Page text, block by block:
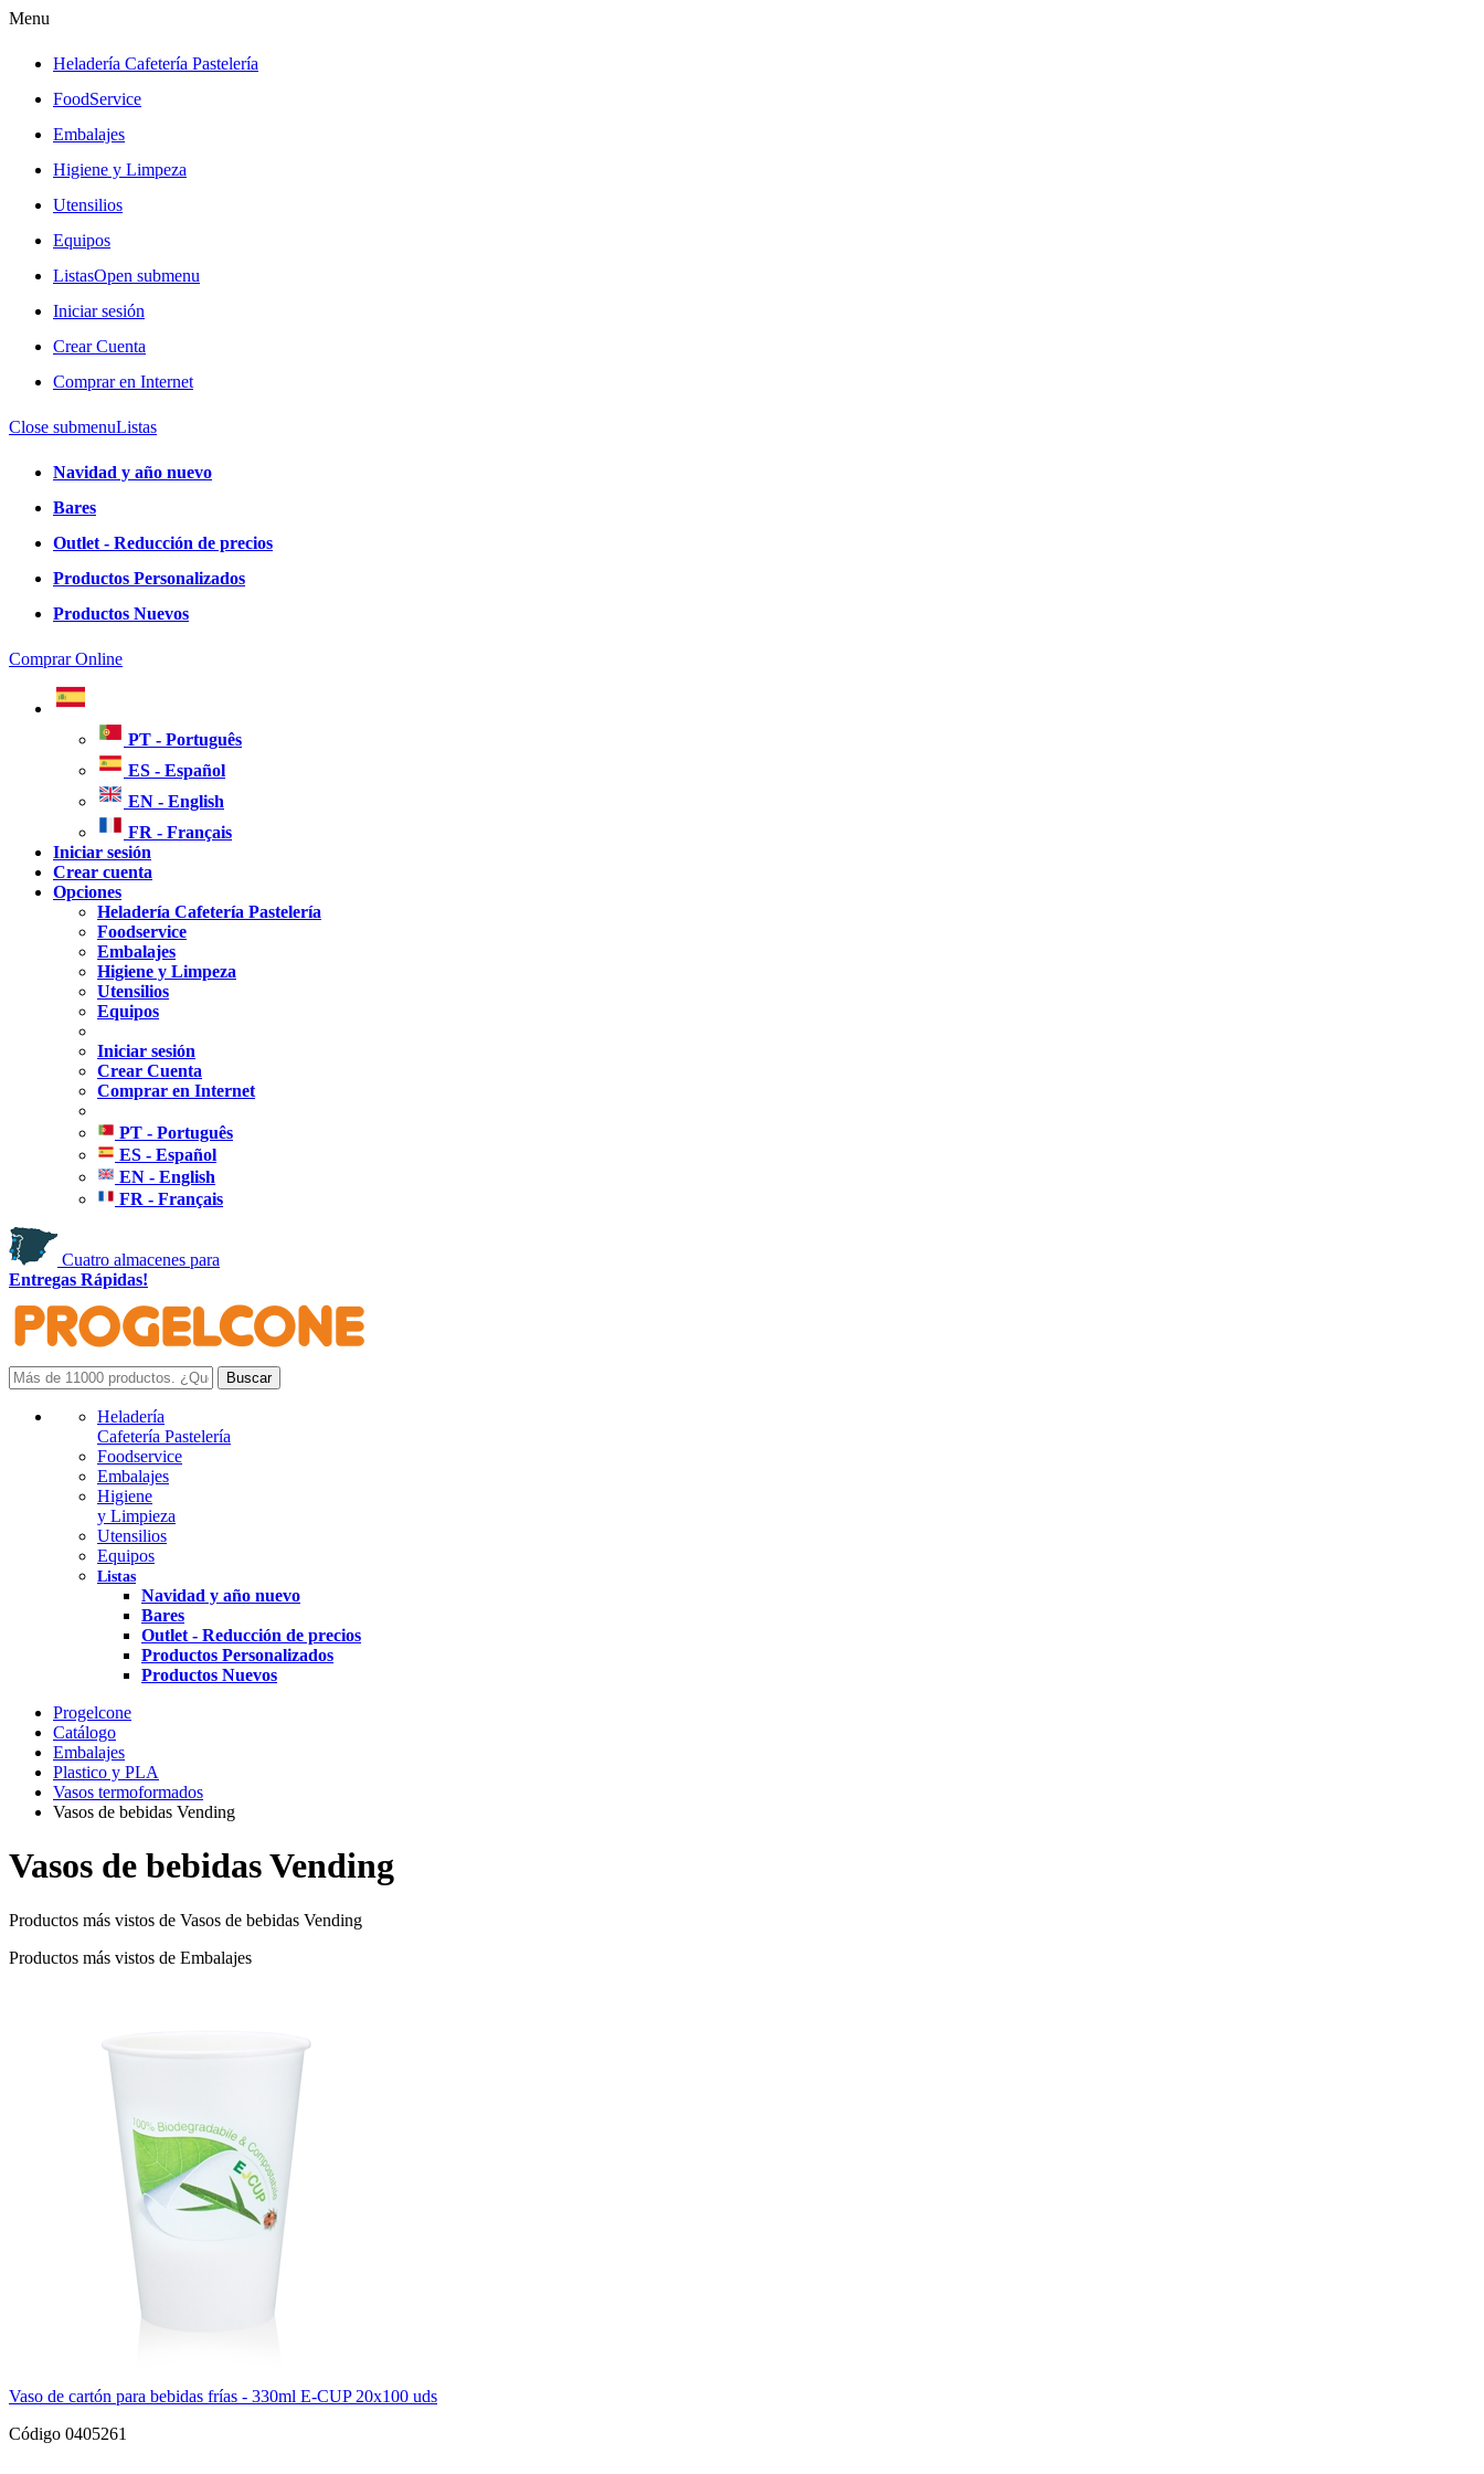
Menu
Heladería Cafetería Pastelería
FoodService
Embalajes
Higiene y Limpeza
Utensilios
Equipos
ListasOpen submenu
Iniciar sesión
Crear Cuenta
Comprar en Internet
Close submenuListas
Navidad y año nuevo
Bares
Outlet - Reducción de precios
Productos Personalizados
Productos Nuevos
Comprar Online
PT - Português
ES - Español
EN - English
FR - Français
Iniciar sesión
Crear cuenta
Opciones
Heladería Cafetería Pastelería
Foodservice
Embalajes
Higiene y Limpeza
Utensilios
Equipos
Iniciar sesión
Crear Cuenta
Comprar en Internet
PT - Português
ES - Español
EN - English
FR - Français
Cuatro almacenes para
Entregas Rápidas!
Heladería
Cafetería Pastelería
Foodservice
Embalajes
Higiene
y Limpieza
Utensilios
Equipos
Listas
Navidad y año nuevo
Bares
Outlet - Reducción de precios
Productos Personalizados
Productos Nuevos
Progelcone
Catálogo
Embalajes
Plastico y PLA
Vasos termoformados
Vasos de bebidas Vending
Vasos de bebidas Vending
Productos más vistos de Vasos de bebidas Vending
Productos más vistos de Embalajes
Vaso de cartón para bebidas frías - 330ml E-CUP 20x100 uds
Código 0405261